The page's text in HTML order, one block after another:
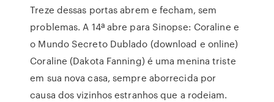
Treze dessas portas abrem e fecham, sem
problemas. A 14ª abre para Sinopse: Coraline e
o Mundo Secreto Dublado (download e online)
Coraline (Dakota Fanning) é uma menina triste
em sua nova casa, sempre aborrecida por
causa dos vizinhos estranhos que a rodeiam.